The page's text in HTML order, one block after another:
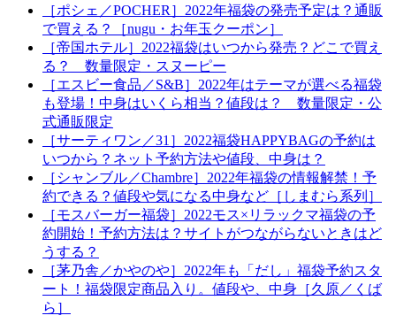
［ポシェ／POCHER］2022年福袋の発売予定は？通販
で買える？［nugu・お年玉クーポン］
［帝国ホテル］2022福袋はいつから発売？どこで買え
る？ 数量限定・スヌーピー
［エスビー食品／S&B］2022年はテーマが選べる福袋
も登場！中身はいくら相当？値段は？ 数量限定・公
式通販限定
［サーティワン／31］2022福袋HAPPYBAGの予約は
いつから？ネット予約方法や値段、中身は？
［シャンブル／Chambre］2022年福袋の情報解禁！予
約できる？値段や気になる中身など［しまむら系列］
［モスバーガー福袋］2022モス×リラックマ福袋の予
約開始！予約方法は？サイトがつながらないときはど
うする？
［茅乃舎／かやのや］2022年も「だし」福袋予約スタ
ート！福袋限定商品入り。値段や、中身［久原／くば
ら］